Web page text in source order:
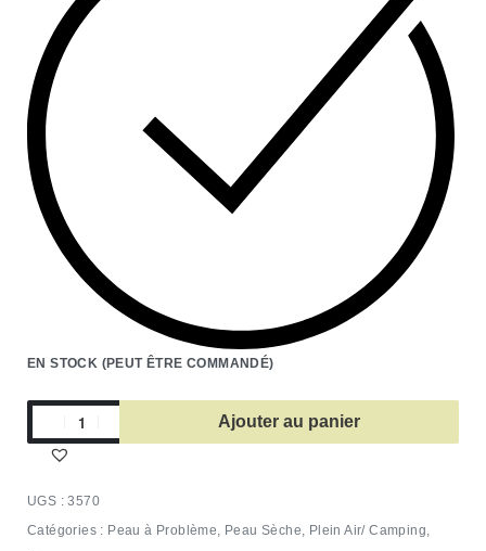
EN STOCK (PEUT ÊTRE COMMANDÉ)
Ajouter au panier
3570
Catégories : Peau à Problème, Peau Sèche, Plein Air/ Camping,